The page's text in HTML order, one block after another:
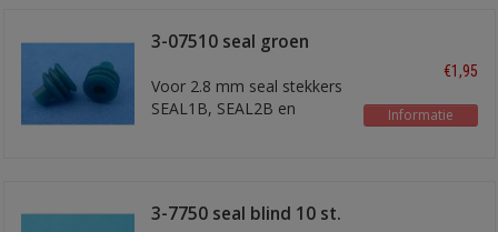
3-07510 seal groen
Voor 2.8 mm seal stekkers
SEAL1B, SEAL2B en
€1,95
Informatie
3-7750 seal blind 10 st.